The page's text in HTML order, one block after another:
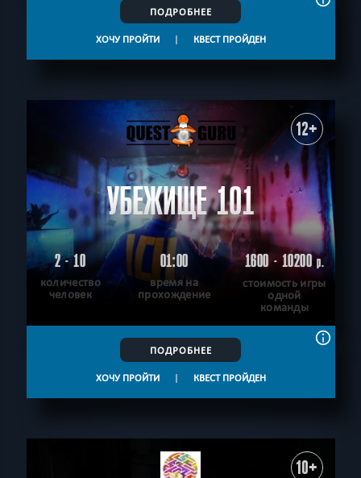
ПОДРОБНЕЕ
ХОЧУ ПРОЙТИ | КВЕСТ ПРОЙДЕН
12+
УБЕЖИЩЕ 101
2 - 10
количество
человек
01:00
время на
прохождение
1600 - 10200р.
стоимость игры
одной
команды
ПОДРОБНЕЕ
ХОЧУ ПРОЙТИ | КВЕСТ ПРОЙДЕН
10+